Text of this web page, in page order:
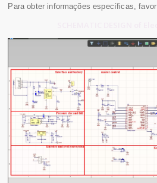
Para obter informações específicas, favor